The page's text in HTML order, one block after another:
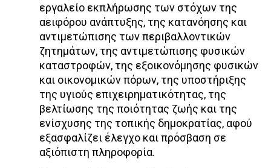
εργαλείο εκπλήρωσης των στόχων της
αειφόρου ανάπτυξης, της κατανόησης και
αντιμετώπισης των περιβαλλοντικών
ζητημάτων, της αντιμετώπισης φυσικών
καταστροφών, της εξοικονόμησης φυσικών
και οικονομικών πόρων, της υποστήριξης
της υγιούς επιχειρηματικότητας, της
βελτίωσης της ποιότητας ζωής και της
ενίσχυσης της τοπικής δημοκρατίας, αφού
εξασφαλίζει έλεγχο και πρόσβαση σε
αξιόπιστη πληροφορία.